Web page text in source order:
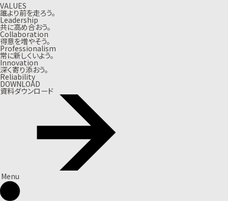
VALUES
誰より前を走ろう。
Leadership
共に高め合おう。
Collaboration
得意を増やそう。
Professionalism
常に新しくいよう。
Innovation
深く寄り添おう。
Reliability
DOWNLOAD
資料ダウンロード
Menu